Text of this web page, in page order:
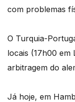
com problemas
O Turquia-
locais (17h00 em
arbitragem do
Já hoje, em